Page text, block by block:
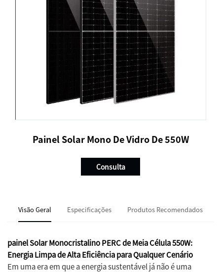
Painel Solar Mono De Vidro De 550W
Consulta
Visão Geral Especificações Produtos Recomendados
painel Solar Monocristalino PERC de Meia Célula 550W:
Energia Limpa de Alta Eficiência para Qualquer Cenário
Em uma era em que a energia sustentável já não é uma